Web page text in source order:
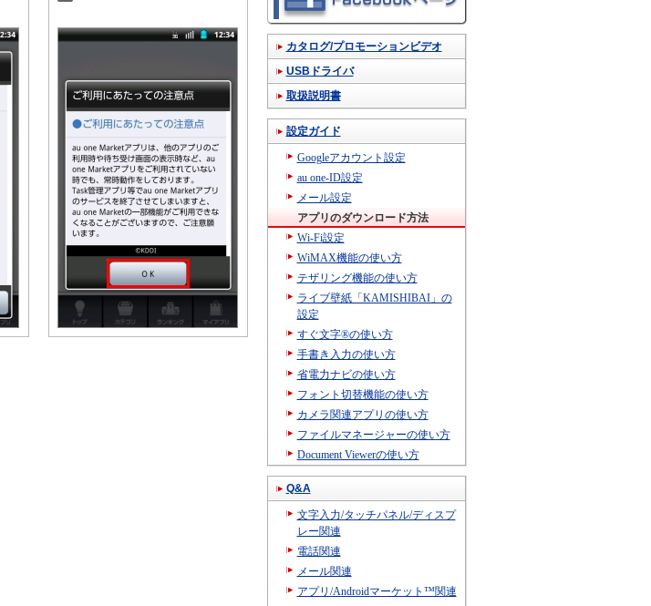
カタログ/プロモーションビデオ
USBドライバ
取扱説明書
設定ガイド
Googleアカウント設定
au one-ID設定
メール設定
アプリのダウンロード方法
Wi-Fi設定
WiMAX機能の使い方
テザリング機能の使い方
ライブ壁紙「KAMISHIBAI」の
設定
すぐ文字®の使い方
手書き入力の使い方
省電力ナビの使い方
フォント切替機能の使い方
カメラ関連アプリの使い方
ファイルマネージャーの使い方
Document Viewerの使い方
Q&A
文字入力/タッチパネル/ディスプ
レー関連
電話関連
メール関連
アプリ/Androidマーケット™関連